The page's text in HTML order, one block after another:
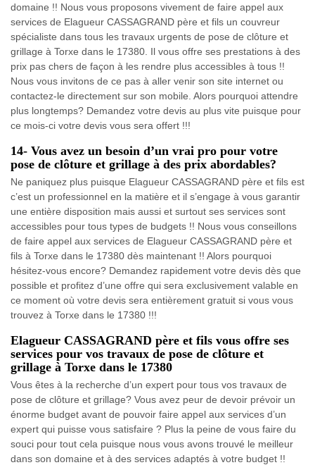
domaine !! Nous vous proposons vivement de faire appel aux
services de Elagueur CASSAGRAND père et fils un couvreur
spécialiste dans tous les travaux urgents de pose de clôture et
grillage à Torxe dans le 17380. Il vous offre ses prestations à des
prix pas chers de façon à les rendre plus accessibles à tous !!
Nous vous invitons de ce pas à aller venir son site internet ou
contactez-le directement sur son mobile. Alors pourquoi attendre
plus longtemps? Demandez votre devis au plus vite puisque pour
ce mois-ci votre devis vous sera offert !!!
14- Vous avez un besoin d’un vrai pro pour votre
pose de clôture et grillage à des prix abordables?
Ne paniquez plus puisque Elagueur CASSAGRAND père et fils est
c’est un professionnel en la matière et il s’engage à vous garantir
une entière disposition mais aussi et surtout ses services sont
accessibles pour tous types de budgets !! Nous vous conseillons
de faire appel aux services de Elagueur CASSAGRAND père et
fils à Torxe dans le 17380 dès maintenant !! Alors pourquoi
hésitez-vous encore? Demandez rapidement votre devis dès que
possible et profitez d’une offre qui sera exclusivement valable en
ce moment où votre devis sera entièrement gratuit si vous vous
trouvez à Torxe dans le 17380 !!!
Elagueur CASSAGRAND père et fils vous offre ses
services pour vos travaux de pose de clôture et
grillage à Torxe dans le 17380
Vous êtes à la recherche d’un expert pour tous vos travaux de
pose de clôture et grillage? Vous avez peur de devoir prévoir un
énorme budget avant de pouvoir faire appel aux services d’un
expert qui puisse vous satisfaire ? Plus la peine de vous faire du
souci pour tout cela puisque nous vous avons trouvé le meilleur
dans son domaine et à des services adaptés à votre budget !!